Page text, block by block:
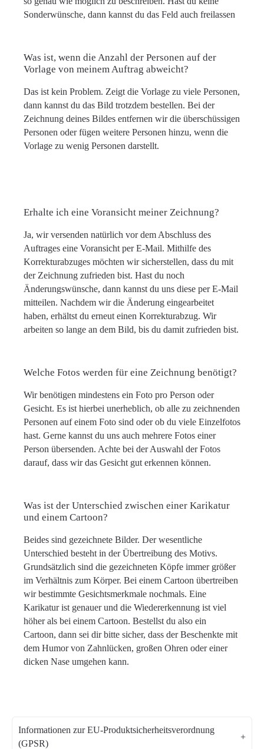
Sonderwünsche, dann kannst du das Feld auch freilassen
Was ist, wenn die Anzahl der Personen auf der
Vorlage von meinem Auftrag abweicht?
Das ist kein Problem. Zeigt die Vorlage zu viele Personen,
dann kannst du das Bild trotzdem bestellen. Bei der
Zeichnung deines Bildes entfernen wir die überschüssigen
Personen oder fügen weitere Personen hinzu, wenn die
Vorlage zu wenig Personen darstellt.
Erhalte ich eine Voransicht meiner Zeichnung?
Ja, wir versenden natürlich vor dem Abschluss des
Auftrages eine Voransicht per E-Mail. Mithilfe des
Korrekturabzuges möchten wir sicherstellen, dass du mit
der Zeichnung zufrieden bist. Hast du noch
Änderungswünsche, dann kannst du uns diese per E-Mail
mitteilen. Nachdem wir die Änderung eingearbeitet
haben, erhältst du erneut einen Korrekturabzug. Wir
arbeiten so lange an dem Bild, bis du damit zufrieden bist.
Welche Fotos werden für eine Zeichnung benötigt?
Wir benötigen mindestens ein Foto pro Person oder
Gesicht. Es ist hierbei unerheblich, ob alle zu zeichnenden
Personen auf einem Foto sind oder ob du viele Einzelfotos
hast. Gerne kannst du uns auch mehrere Fotos einer
Person übersenden. Achte bei der Auswahl der Fotos
darauf, dass wir das Gesicht gut erkennen können.
Was ist der Unterschied zwischen einer Karikatur
und einem Cartoon?
Beides sind gezeichnete Bilder. Der wesentliche
Unterschied besteht in der Übertreibung des Motivs.
Grundsätzlich sind die gezeichneten Köpfe immer größer
im Verhältnis zum Körper. Bei einem Cartoon übertreiben
wir bestimmte Gesichtsmerkmale nochmals. Eine
Karikatur ist genauer und die Wiedererkennung ist viel
höher als bei einem Cartoon. Bestellst du also ein
Cartoon, dann sei dir bitte sicher, dass der Beschenkte mit
dem Humor von Zahnlücken, großen Ohren oder einer
dicken Nase umgehen kann.
Informationen zur EU-Produktsicherheitsverordnung
(GPSR)